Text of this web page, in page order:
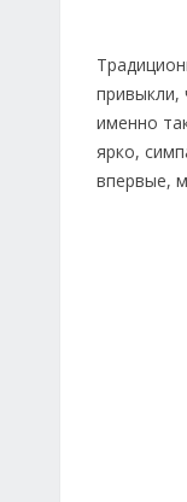
привыкли,
именно
ярко,
впервые,